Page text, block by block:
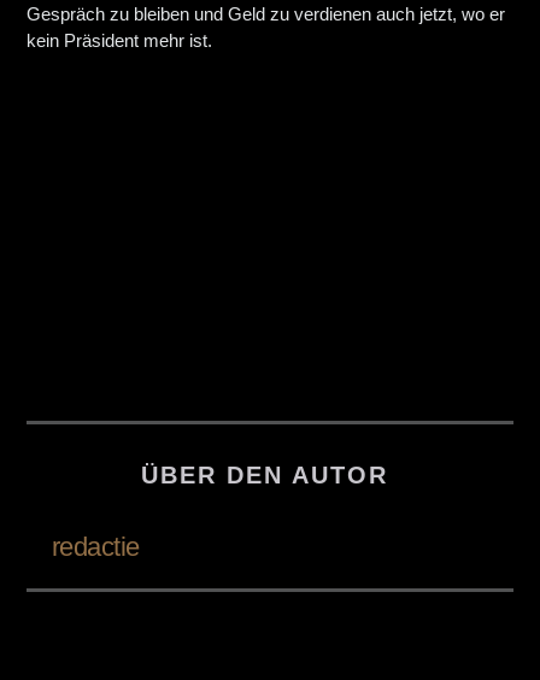
Gespräch zu bleiben und Geld zu verdienen auch jetzt, wo er
kein Präsident mehr ist.
ÜBER DEN AUTOR
redactie